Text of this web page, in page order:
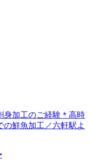
身加工のご経験＊高時
鮮魚加工／六軒駅よ